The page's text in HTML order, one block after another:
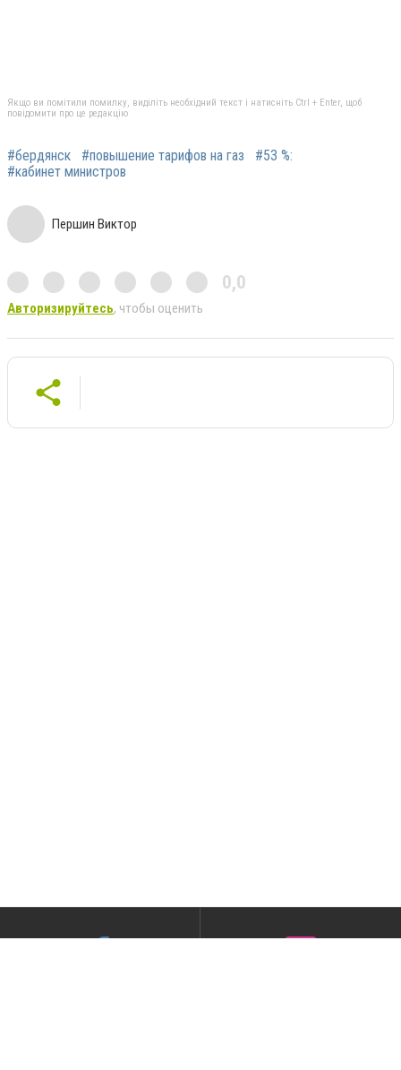
Якщо ви помітили помилку, виділіть необхідний текст і натисніть Ctrl + Enter, щоб
повідомити про це редакцію
#бердянск #повышение тарифов на газ
#53 %:
#кабинет министров
Першин Виктор
0,0
Авторизируйтесь, чтобы оценить